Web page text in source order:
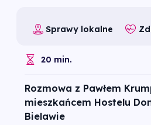
Sprawy lokalne
20 min.
Rozmowa z Pawłem
mieszkańcem Hostelu
Bielawie